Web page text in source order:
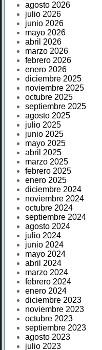
agosto 2026
julio 2026
junio 2026
mayo 2026
abril 2026
marzo 2026
febrero 2026
enero 2026
diciembre 2025
noviembre 2025
octubre 2025
septiembre 2025
agosto 2025
julio 2025
junio 2025
mayo 2025
abril 2025
marzo 2025
febrero 2025
enero 2025
diciembre 2024
noviembre 2024
octubre 2024
septiembre 2024
agosto 2024
julio 2024
junio 2024
mayo 2024
abril 2024
marzo 2024
febrero 2024
enero 2024
diciembre 2023
noviembre 2023
octubre 2023
septiembre 2023
agosto 2023
julio 2023